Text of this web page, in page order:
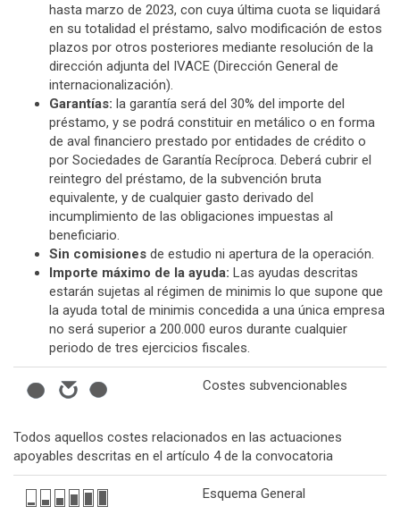
hasta marzo de 2023, con cuya última cuota se liquidará
en su totalidad el préstamo, salvo modificación de estos
plazos por otros posteriores mediante resolución de la
dirección adjunta del IVACE (Dirección General de
internacionalización).
Garantías: la garantía será del 30% del importe del
préstamo, y se podrá constituir en metálico o en forma
de aval financiero prestado por entidades de crédito o
por Sociedades de Garantía Recíproca. Deberá cubrir el
reintegro del préstamo, de la subvención bruta
equivalente, y de cualquier gasto derivado del
incumplimiento de las obligaciones impuestas al
beneficiario.
Sin comisiones de estudio ni apertura de la operación.
Importe máximo de la ayuda: Las ayudas descritas
estarán sujetas al régimen de minimis lo que supone que
la ayuda total de minimis concedida a una única empresa
no será superior a 200.000 euros durante cualquier
periodo de tres ejercicios fiscales.
Costes subvencionables
Todos aquellos costes relacionados en las actuaciones
apoyables descritas en el artículo 4 de la convocatoria
Esquema General